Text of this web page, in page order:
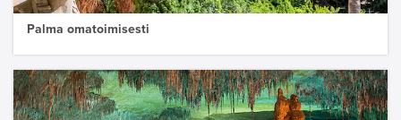
Palma omatoimisesti